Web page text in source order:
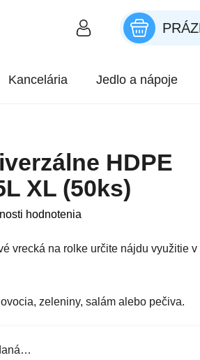
NÁKUPNÝ
Kancelária Jedlo a nápoje
HDPE
XL (50ks)
je 0,0 z 5 hviezdičiek.
hodnotenia
vrecká na rolke určite nájdu využitie v
zeleniny, salám alebo pečiva.